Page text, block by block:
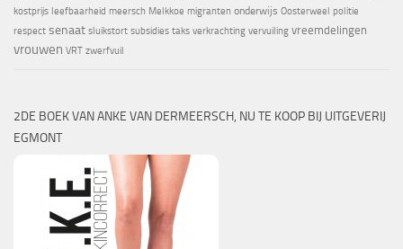
kostprijs leefbaarheid meersch Melkkoe migranten onderwijs Oosterweel politie
respect senaat sluikstort subsidies taks verkrachting vervuiling vreemdelingen
vrouwen VRT zwerfvuil
2DE BOEK VAN ANKE VAN DERMEERSCH, NU TE KOOP BIJ UITGEVERIJ
EGMONT